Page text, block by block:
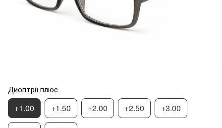
Диоптрії плюс
+1.00 +1.50 +2.00 +2.50 +3.00